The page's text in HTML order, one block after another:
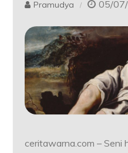
Pramudya 05/
ceritawarna.com – Seni